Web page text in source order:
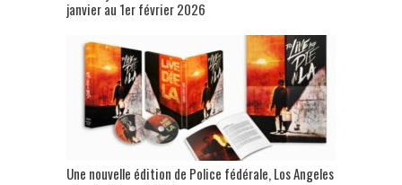
janvier au 1er février 2026
Une nouvelle édition de Police fédérale, Los Angeles